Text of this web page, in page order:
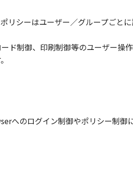
リシーはユーザー／グループごと
ド制御、印刷制御等のユーザー操
のログイン制御やポリシー制御に